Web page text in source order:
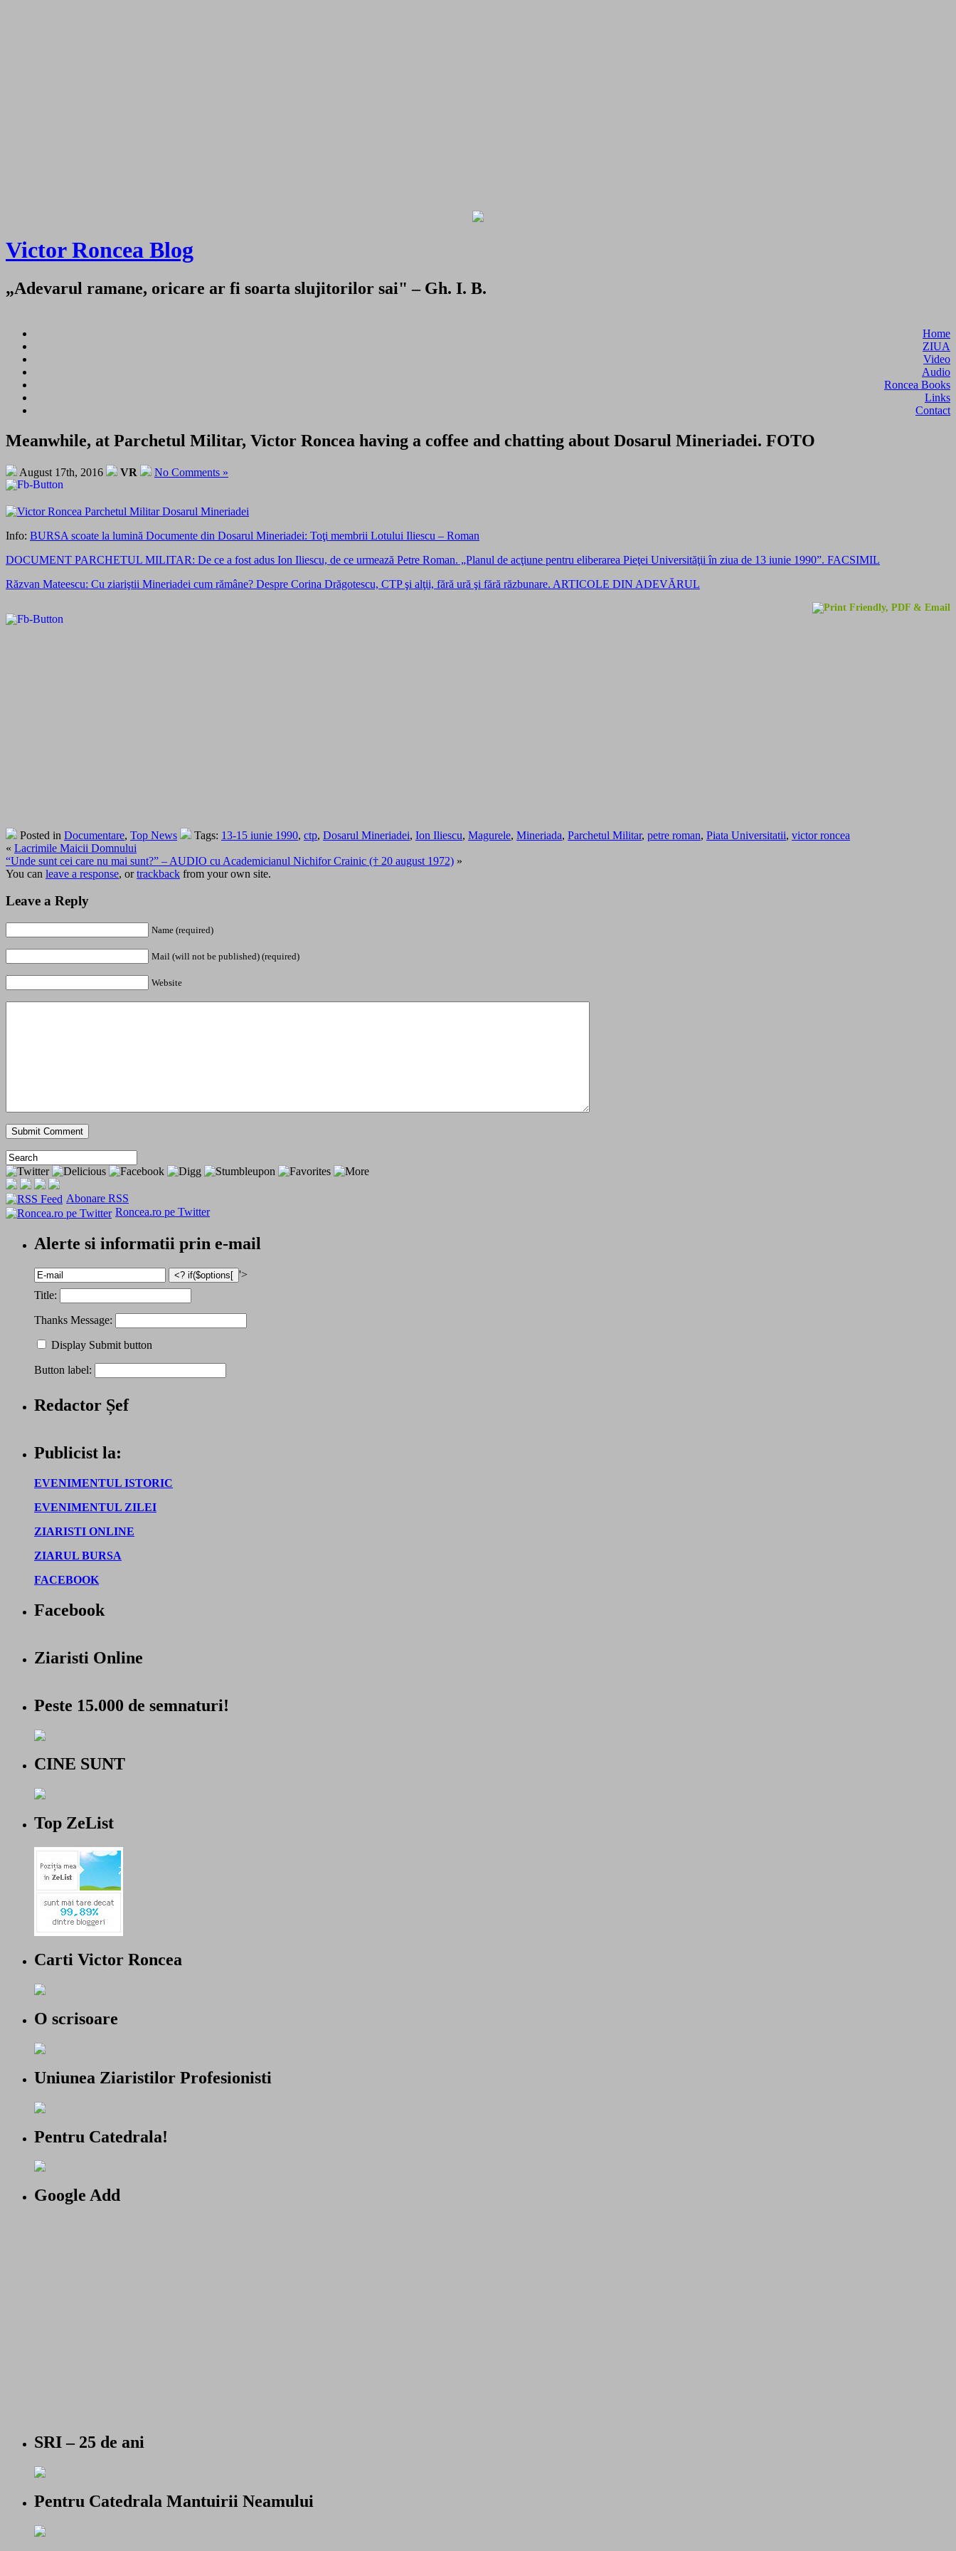
Victor Roncea Blog
„Adevarul ramane, oricare ar fi soarta slujitorilor sai" – Gh. I. B.
Home
ZIUA
Video
Audio
Roncea Books
Links
Contact
Meanwhile, at Parchetul Militar, Victor Roncea having a coffee and chatting about Dosarul Mineriadei. FOTO
August 17th, 2016 VR No Comments »
Info: BURSA scoate la lumină Documente din Dosarul Mineriadei: Toţi membrii Lotului Iliescu – Roman
DOCUMENT PARCHETUL MILITAR: De ce a fost adus Ion Iliescu, de ce urmează Petre Roman. „Planul de acţiune pentru eliberarea Pieţei Universităţii în ziua de 13 iunie 1990”. FACSIMIL
Răzvan Mateescu: Cu ziariştii Mineriadei cum rămâne? Despre Corina Drăgotescu, CTP şi alţii, fără ură şi fără răzbunare. ARTICOLE DIN ADEVĂRUL
Posted in Documentare, Top News Tags: 13-15 iunie 1990, ctp, Dosarul Mineriadei, Ion Iliescu, Magurele, Mineriada, Parchetul Militar, petre roman, Piata Universitatii, victor roncea
« Lacrimile Maicii Domnului
“Unde sunt cei care nu mai sunt?” – AUDIO cu Academicianul Nichifor Crainic († 20 august 1972) »
You can leave a response, ortrackback from your own site.
Leave a Reply
Name (required)
Mail (will not be published) (required)
Website
Abonare RSS
Roncea.ro pe Twitter
Alerte si informatii prin e-mail
'>
Title:
Thanks Message:
Display Submit button
Button label:
Redactor Șef
Publicist la:
EVENIMENTUL ISTORIC
EVENIMENTUL ZILEI
ZIARISTI ONLINE
ZIARUL BURSA
FACEBOOK
Facebook
Ziaristi Online
Peste 15.000 de semnaturi!
CINE SUNT
Top ZeList
Carti Victor Roncea
O scrisoare
Uniunea Ziaristilor Profesionisti
Pentru Catedrala!
Google Add
SRI – 25 de ani
Pentru Catedrala Mantuirii Neamului